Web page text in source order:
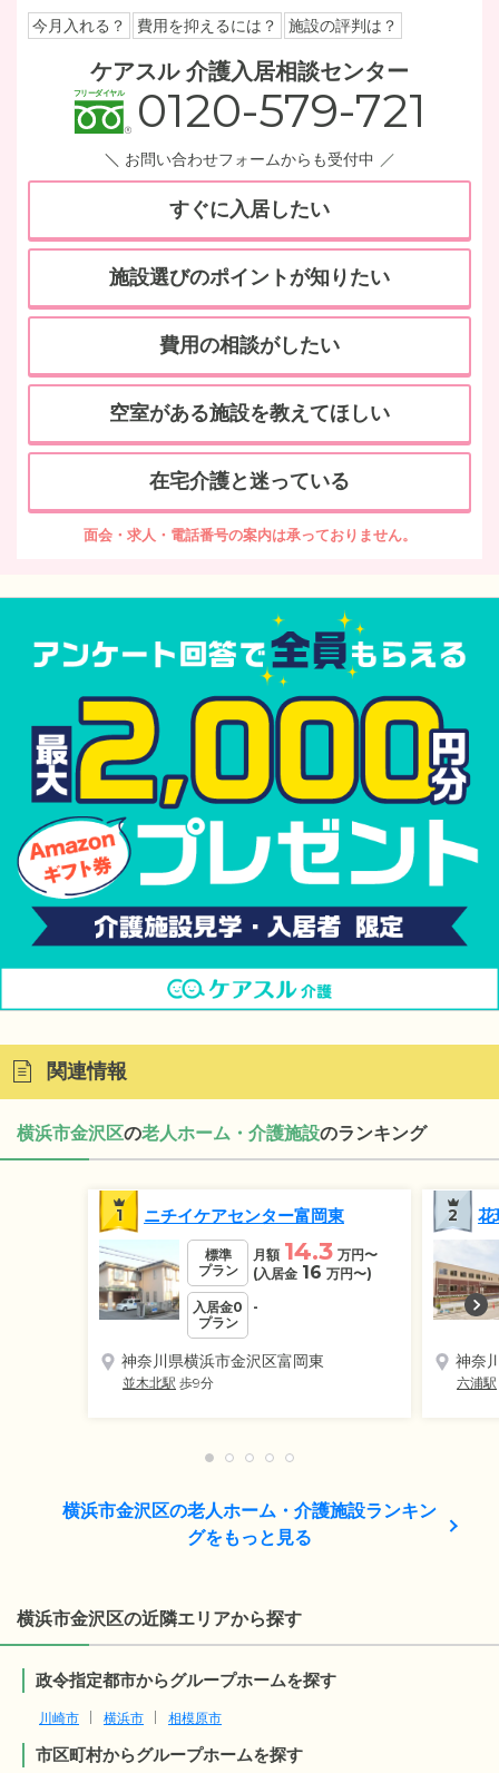
今月入れる？ 費用を抑えるには？ 施設の評判は？
ケアスル 介護入居相談センター
0120-579-721
お問い合わせフォームからも受付中
すぐに入居したい
施設選びのポイントが知りたい
費用の相談がしたい
空室がある施設を教えてほしい
在宅介護と迷っている
面会・求人・電話番号の案内は承っておりません。
関連情報
横浜市金沢区の老人ホーム・介護施設のランキング
1 ニチイケアセンター富岡東
標準
プラン
月額 14.3 万円〜
(入居金 16 万円〜)
入居金0
プラン
-
神奈川県横浜市金沢区富岡東
並木北駅 歩9分
2 花
神奈
六浦駅
横浜市金沢区の老人ホーム・介護施設ランキン
グをもっと見る
横浜市金沢区の近隣エリアから探す
政令指定都市からグループホームを探す
川崎市 横浜市 相模原市
市区町村からグループホームを探す